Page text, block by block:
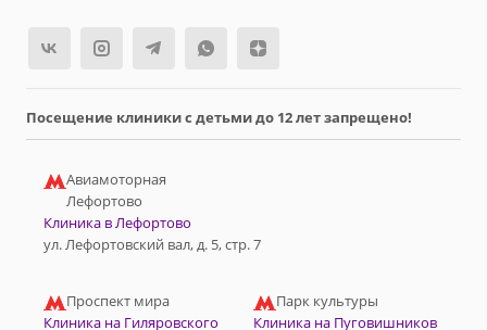
Посещение клиники с детьми до 12 лет запрещено!
Авиамоторная
Лефортово
Клиника в Лефортово
ул. Лефортовский вал, д. 5, стр. 7
Проспект мира
Клиника на Гиляровского
Парк культуры
Клиника на Пуговишников